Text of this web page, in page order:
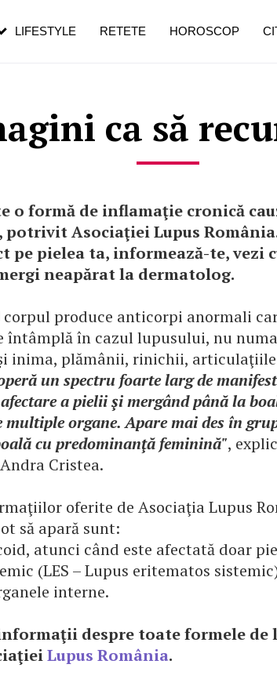
ca să
o formă de inflamaţie cronică
potrivit Asociaţiei Lupus
pe pielea ta, informează-te, vezi
neapărat la dermatolog.
produce anticorpi anormali
întâmplă în cazul lupusului, nu
inima, plămânii, rinichii, articulaţiile
un spectru foarte larg de
a pielii şi mergând până la
multiple organe. Apare mai des în
cu predominanţă feminină",
Cristea.
oferite de Asociaţia Lupus
să apară sunt:
atunci când este afectată doar
(LES – Lupus eritematos
interne.
despre toate formele de
Lupus România.
LIFESTYLE RETETE HOROSCOP
în vârstă
de dureroasă este